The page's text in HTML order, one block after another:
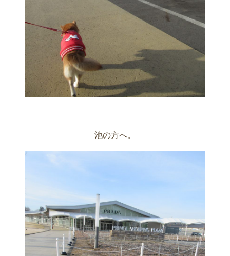
池の方へ。